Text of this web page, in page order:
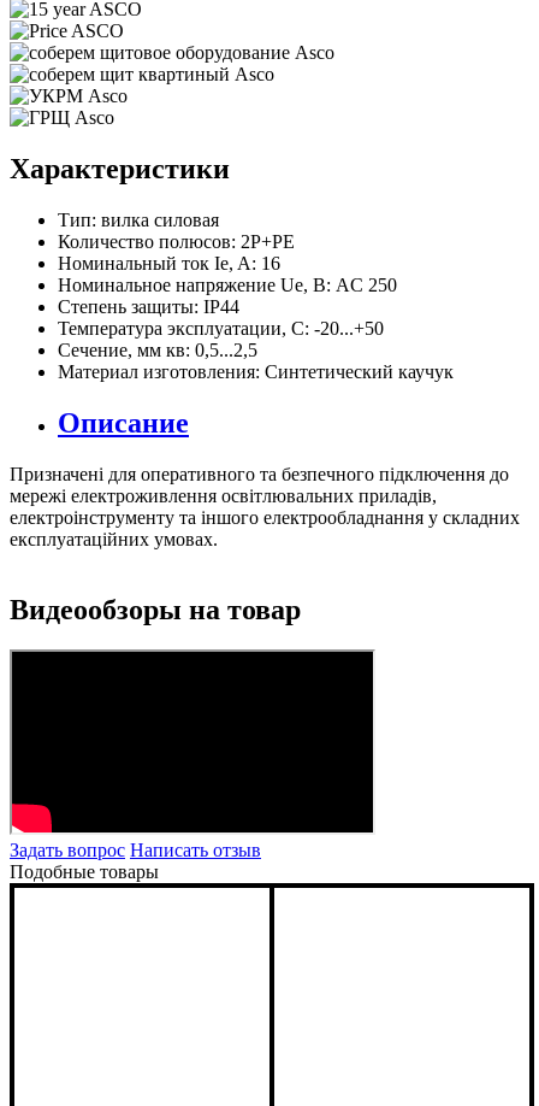
Характеристики
Тип: вилка силовая
Количество полюсов: 2P+PE
Номинальный ток Ie, A: 16
Номинальное напряжение Ue, В: AC 250
Степень защиты: IP44
Температура эксплуатации, С: -20...+50
Сечение, мм кв: 0,5...2,5
Материал изготовления: Синтетический каучук
Описание
Призначені для оперативного та безпечного підключення до
мережі електроживлення освітлювальних приладів,
електроінструменту та іншого електрообладнання у складних
експлуатаційних умовах.
Видеообзоры на товар
Задать вопрос Написать отзыв
Подобные товары